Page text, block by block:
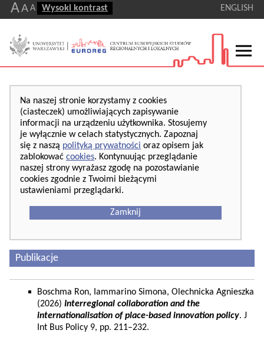
AA A Wysoki kontrast ENGLISH
Na naszej stronie korzystamy z cookies
(ciasteczek) umożliwiających zapisywanie
informacji na urządzeniu użytkownika. Stosujemy
je wyłącznie w celach statystycznych. Zapoznaj
się z naszą polityką prywatności oraz opisem jak
zablokować cookies. Kontynuując przeglądanie
naszej strony wyrażasz zgodę na pozostawianie
cookies zgodnie z Twoimi bieżącymi
ustawieniami przeglądarki.
Zamknij
Publikacje
Boschma Ron, Iammarino Simona, Olechnicka Agnieszka
(2026) Interregional collaboration and the
internationalisation of place-based innovation policy. J
Int Bus Policy 9, pp. 211–232.